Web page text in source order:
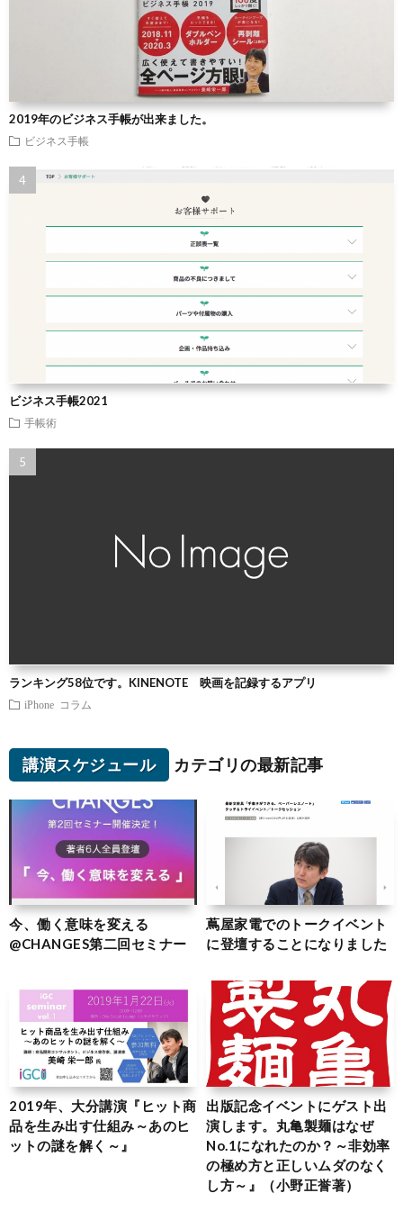
2019年のビジネス手帳が出来ました。
ビジネス手帳
ビジネス手帳2021
手帳術
ランキング58位です。KINENOTE 映画を記録するアプリ
iPhone コラム
講演スケジュール カテゴリの最新記事
今、働く意味を変える
@CHANGES第二回セミナー
蔦屋家電でのトークイベント
に登壇することになりました
2019年、大分講演『ヒット商
品を生み出す仕組み～あのヒ
ットの謎を解く～』
出版記念イベントにゲスト出
演します。丸亀製麺はなぜ
No.1になれたのか？～非効率
の極め方と正しいムダのなく
し方～』（小野正誉著）